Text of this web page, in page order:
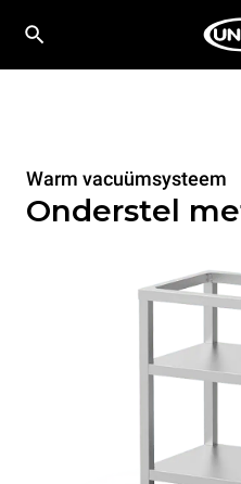
Warm vacuümsysteem
Onderstel